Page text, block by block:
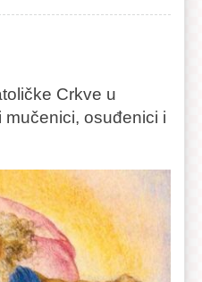
Crkve u
osuđenici i